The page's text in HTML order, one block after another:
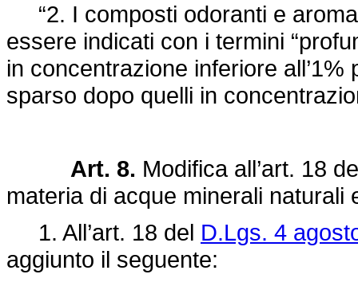
“2. I composti odoranti e
essere indicati con i termini
in concentrazione inferiore
sparso dopo quelli in
Art. 8. Modifica all’art. 18
materia di acque minerali naturali
1. All’art. 18 del D.Lgs. 4
aggiunto il seguente: